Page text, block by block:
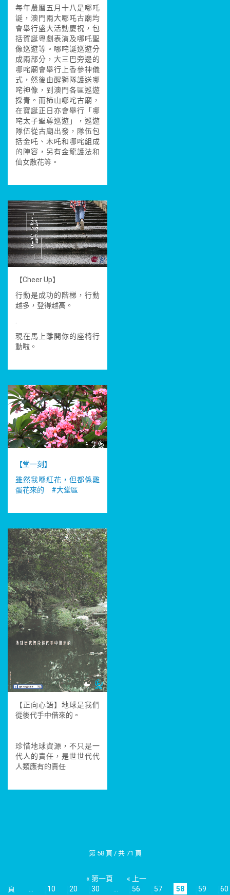
每年農曆五月十八是哪吒
誕，澳門兩大哪吒古廟均
會舉行盛大活動慶祝，包
括賀誕粵劇表演及哪吒聖
像巡遊等。哪咤誕巡遊分
成兩部分，大三巴旁邊的
哪咤廟會舉行上香參神儀
式，然後由醒獅隊護送哪
咤神像，到澳門各區巡遊
採青。而柿山哪咤古廟，
在寶誕正日亦會舉行「哪
咤太子聖尊巡遊」，巡遊
隊伍從古廟出發，隊伍包
括金吒、木吒和哪咤組成
的陣容，另有金龍護法和
仙女散花等。
【Cheer Up】
行動是成功的階梯，行動
越多，登得越高。
現在馬上離開你的座椅行
動啦。
【堂一刻】
雖然我喺紅花，但都係雞
蛋花來的 #大堂區
【正向心語】地球是我們
從後代手中借來的。
珍惜地球資源，不只是一
代人的責任，是世世代代
人類應有的責任
第 58 頁 / 共 71 頁
« 第一頁
« 上一
頁
10 20 30 56 57 58 59
60